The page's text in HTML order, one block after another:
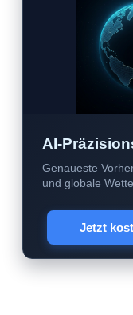
AI-
Genaueste
und globale
Jetzt